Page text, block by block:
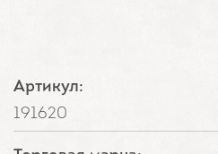
Артикул:
191620